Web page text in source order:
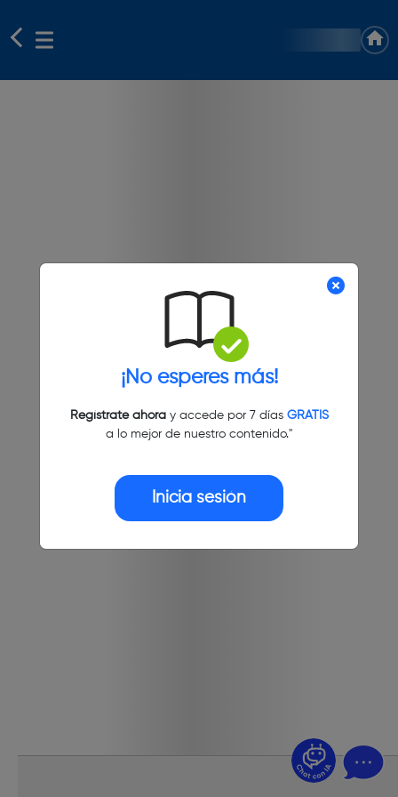
¡No esperes más!
Regístrate ahoray accede por 7 días GRATIS
a lo mejor de nuestro contenido."
Inicia sesión